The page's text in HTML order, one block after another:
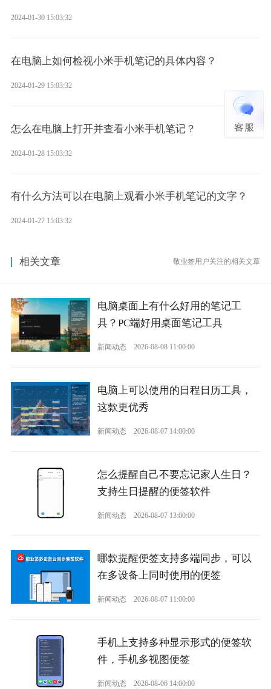
2024-01-30 15:03:32
在电脑上如何检视小米手机笔记的具体内容？
2024-01-29 15:03:32
怎么在电脑上打开并查看小米手机笔记？
2024-01-28 15:03:32
有什么方法可以在电脑上观看小米手机笔记的文字？
2024-01-27 15:03:32
相关文章 敬业签用户关注的相关文章
电脑桌面上有什么好用的笔记工
具？PC端好用桌面笔记工具
新闻动态 2026-08-08 11:00:00
电脑上可以使用的日程日历工具，
这款更优秀
新闻动态 2026-08-07 14:00:00
怎么提醒自己不要忘记家人生日？
支持生日提醒的便签软件
新闻动态 2026-08-07 13:00:00
哪款提醒便签支持多端同步，可以
在多设备上同时使用的便签
新闻动态 2026-08-07 11:00:00
手机上支持多种显示形式的便签软
件，手机多视图便签
新闻动态 2026-08-06 14:00:00